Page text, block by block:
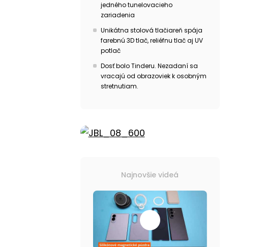
jedného tunelovacieho
zariadenia
Unikátna stolová tlačiareň spája
farebnú 3D tlač, reliéfnu tlač aj UV
potlač
Dosť bolo Tinderu. Nezadaní sa
vracajú od obrazoviek k osobným
stretnutiam.
Najnovšie videá